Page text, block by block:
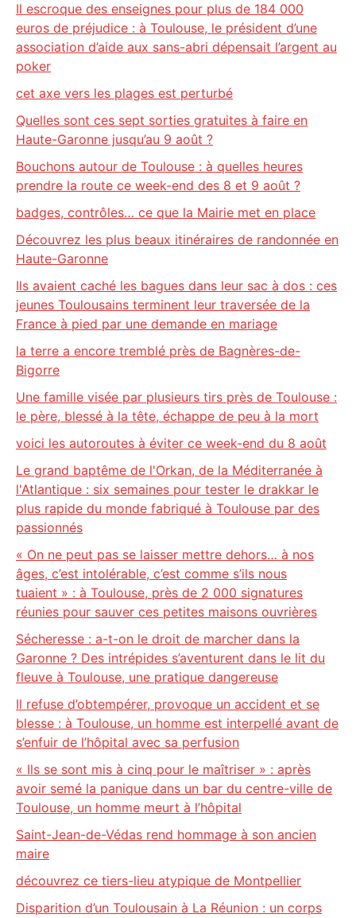
Il escroque des enseignes pour plus de 184 000
euros de préjudice : à Toulouse, le président d’une
association d’aide aux sans-abri dépensait l’argent au
poker
cet axe vers les plages est perturbé
Quelles sont ces sept sorties gratuites à faire en
Haute-Garonne jusqu’au 9 août ?
Bouchons autour de Toulouse : à quelles heures
prendre la route ce week-end des 8 et 9 août ?
badges, contrôles… ce que la Mairie met en place
Découvrez les plus beaux itinéraires de randonnée en
Haute-Garonne
Ils avaient caché les bagues dans leur sac à dos : ces
jeunes Toulousains terminent leur traversée de la
France à pied par une demande en mariage
la terre a encore tremblé près de Bagnères-de-
Bigorre
Une famille visée par plusieurs tirs près de Toulouse :
le père, blessé à la tête, échappe de peu à la mort
voici les autoroutes à éviter ce week-end du 8 août
Le grand baptême de l'Orkan, de la Méditerranée à
l'Atlantique : six semaines pour tester le drakkar le
plus rapide du monde fabriqué à Toulouse par des
passionnés
« On ne peut pas se laisser mettre dehors… à nos
âges, c’est intolérable, c’est comme s’ils nous
tuaient » : à Toulouse, près de 2 000 signatures
réunies pour sauver ces petites maisons ouvrières
Sécheresse : a-t-on le droit de marcher dans la
Garonne ? Des intrépides s’aventurent dans le lit du
fleuve à Toulouse, une pratique dangereuse
Il refuse d’obtempérer, provoque un accident et se
blesse : à Toulouse, un homme est interpellé avant de
s’enfuir de l’hôpital avec sa perfusion
« Ils se sont mis à cinq pour le maîtriser » : après
avoir semé la panique dans un bar du centre-ville de
Toulouse, un homme meurt à l’hôpital
Saint-Jean-de-Védas rend hommage à son ancien
maire
découvrez ce tiers-lieu atypique de Montpellier
Disparition d’un Toulousain à La Réunion : un corps